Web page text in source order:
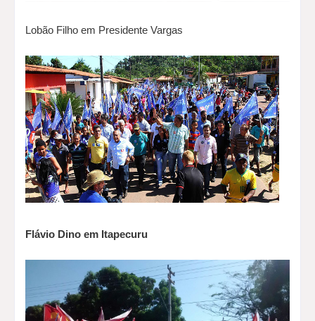
Lobão Filho em Presidente Vargas
Flávio Dino em Itapecuru